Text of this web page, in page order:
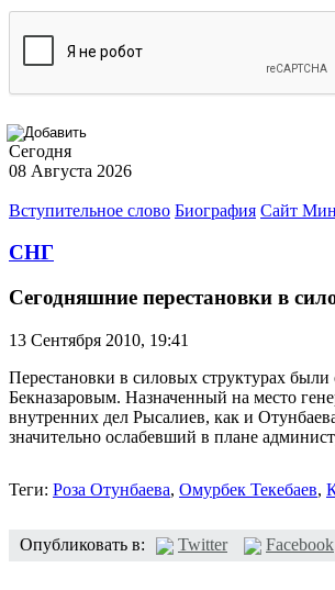
Сегодня
08 Августа 2026
Вступительное слово Биография Сайт
СНГ
Сегодняшние перестановки в
13 Сентября 2010, 19:41
Перестановки в силовых структурах
Бекназаровым. Назначенный на место
внутренних дел Рысалиев, как и
значительно ослабевший в плане
Теги: Роза Отунбаева, Омурбек Текебаев,
Опубликовать в: Twitter Facebook